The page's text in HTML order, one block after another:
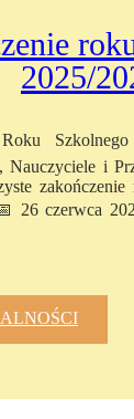
2025/
i
26 czerwca